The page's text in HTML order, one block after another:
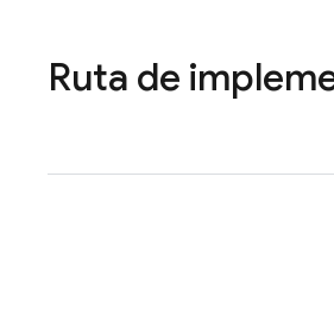
Ruta de